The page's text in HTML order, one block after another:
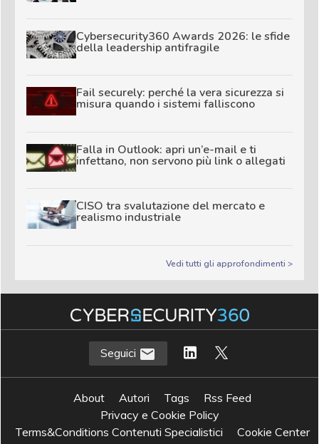
Cybersecurity360 Awards 2026: le sfide
della leadership antifragile
Fail securely: perché la vera sicurezza si
misura quando i sistemi falliscono
Falla in Outlook: apri un’e-mail e ti
infettano, non servono più link o allegati
CISO tra svalutazione del mercato e
realismo industriale
Vedi tutti gli approfondimenti >
Seguici
About Autori Tags
Rss Feed
Privacy e Cookie Policy
Terms&Conditions Contenuti Specialistici
Cookie Center